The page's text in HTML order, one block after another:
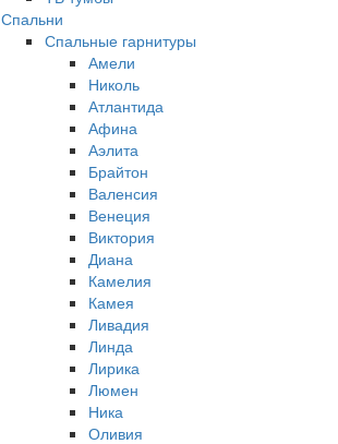
Спальни
Спальные гарнитуры
Амели
Николь
Атлантида
Афина
Аэлита
Брайтон
Валенсия
Венеция
Виктория
Диана
Камелия
Камея
Ливадия
Линда
Лирика
Люмен
Ника
Оливия